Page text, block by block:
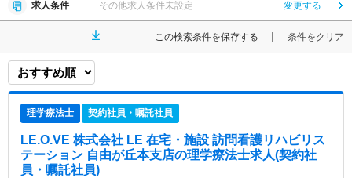
求人条件 その他求人条件未設定 変更する
この検索条件を保存する 条件をクリア
理学療法士 契約社員・嘱託社員
LE.O.VE 株式会社 LE 在宅・施設 訪問看護リハビリス
テーション 自由が丘本支店の理学療法士求人(契約社
員・嘱託社員)